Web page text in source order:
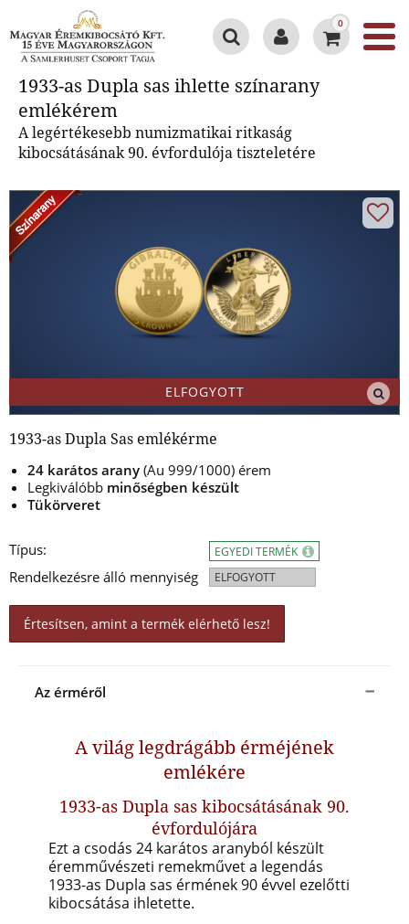
0
1933-as Dupla sas ihlette színarany
emlékérem
A legértékesebb numizmatikai ritkaság
kibocsátásának 90. évfordulója tiszteletére
ELFOGYOTT
1933-as Dupla Sas emlékérme
24 karátos arany (Au 999/1000) érem
Legkiválóbb minőségben készült
Tükörveret
Típus:
Rendelkezésre álló mennyiség
EGYEDI TERMÉK
ELFOGYOTT
Értesítsen, amint a termék elérhető lesz!
Az érméről
A világ legdrágább érméjének
emlékére
1933-as Dupla sas kibocsátásának 90.
évfordulójára
Ezt a csodás 24 karátos aranyból készült
éremművészeti remekművet a legendás
1933-as Dupla sas érmének 90 évvel ezelőtti
kibocsátása ihletette.
1933-as Dupla sas ihlette
színarany emlékérem